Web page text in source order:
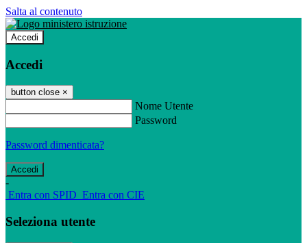
Salta al contenuto
Accedi
Accedi
button close ×
Nome Utente
Password
Password dimenticata?
-
Entra con SPID Entra con CIE
Seleziona utente